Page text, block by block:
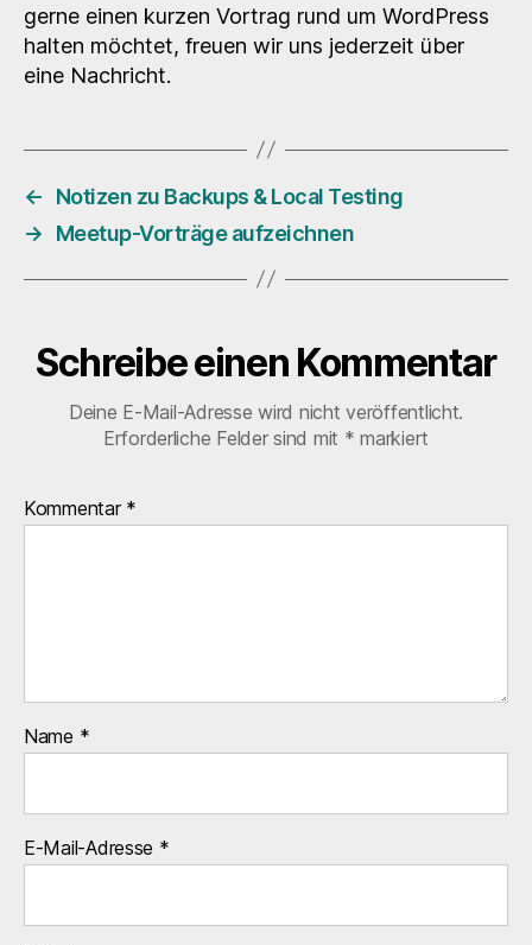
gerne einen kurzen Vortrag rund um WordPress
halten möchtet, freuen wir uns jederzeit über
eine Nachricht.
←
Notizen zu Backups & Local Testing
→
Meetup-Vorträge aufzeichnen
Schreibe einen Kommentar
Deine E-Mail-Adresse wird nicht veröffentlicht.
Erforderliche Felder sind mit * markiert
Kommentar *
Name *
E-Mail-Adresse *